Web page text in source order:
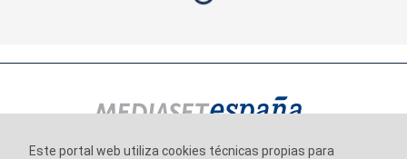
Este portal web utiliza cookies técnicas propias para